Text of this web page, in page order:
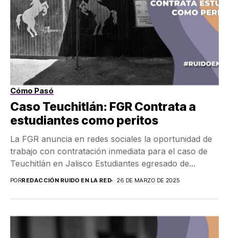
Cómo Pasó
Caso Teuchitlán: FGR Contrata a
estudiantes como peritos
La FGR anuncia en redes sociales la oportunidad de
trabajo con contratación inmediata para el caso de
Teuchitlán en Jalisco Estudiantes egresado de...
PORREDACCIÓN RUIDO EN LA RED 26 DE MARZO DE 2025